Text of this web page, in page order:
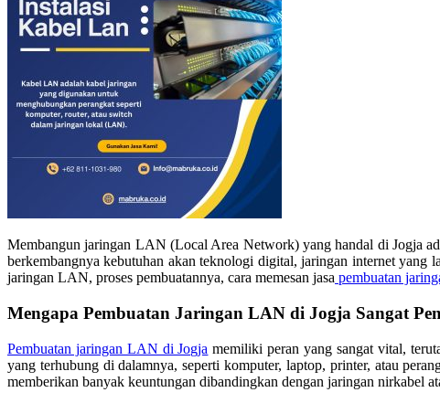
Membangun jaringan LAN (Local Area Network) yang handal di Jogja
berkembangnya kebutuhan akan teknologi digital, jaringan internet yang
jaringan LAN, proses pembuatannya, cara memesan jasa pembuatan
Mengapa Pembuatan Jaringan LAN di Jogja Sangat
Pembuatan jaringan LAN di Jogja memiliki peran yang sangat vital,
yang terhubung di dalamnya, seperti komputer, laptop, printer, atau
memberikan banyak keuntungan dibandingkan dengan jaringan nirkabel